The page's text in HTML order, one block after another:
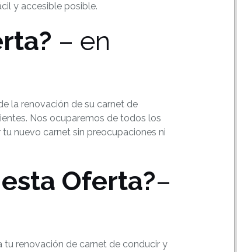
y accesible posible.
– en
la renovación de su carnet de
Nos ocuparemos de todos los
nuevo carnet sin preocupaciones ni
Oferta?–
tu renovación de carnet de conducir y